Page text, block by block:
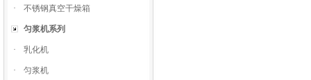
· 不锈钢真空干燥箱
匀浆机系列
· 乳化机
· 匀浆机